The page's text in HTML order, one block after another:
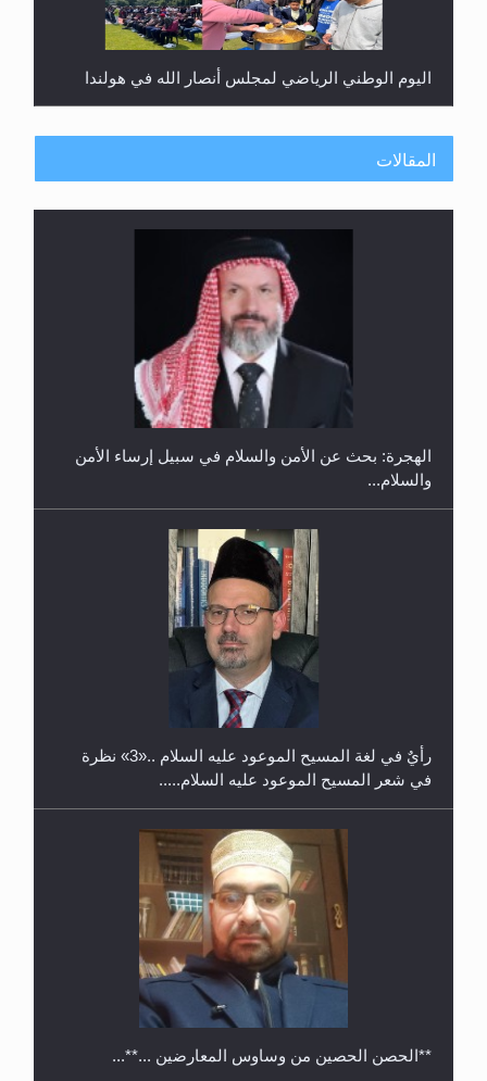
اليوم الوطني الرياضي لمجلس أنصار الله في هولندا
إتمام حفظ القرآن الكريم لثلاثة طلاب من مدرسة الحفظ
حفل توزيع الشهادات في الجامعة الأحمدية بنيجيريا لعام
المقالات
الهجرة: بحث عن الأمن والسلام في سبيل إرساء الأمن
والسلام...
رأيٌ في لغة المسيح الموعود عليه السلام ..«3» نظرة
في شعر المسيح الموعود عليه السلام.....
**الحصن الحصين من وساوس المعارضين ...**...